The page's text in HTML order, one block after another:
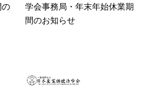
の
学会事務局・年末年始休業期
間のお知らせ